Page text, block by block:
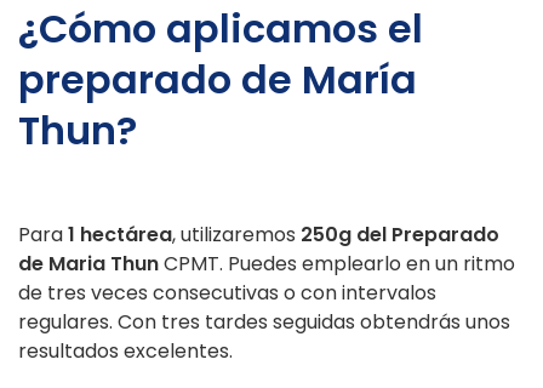
¿Cómo aplicamos el
preparado de María
Thun?
Para1 hectárea, utilizaremos 250g del Preparado
de Maria ThunCPMT. Puedes emplearlo en un ritmo
de tres veces consecutivas o con intervalos
regulares. Con tres tardes seguidas obtendrás unos
resultados excelentes.